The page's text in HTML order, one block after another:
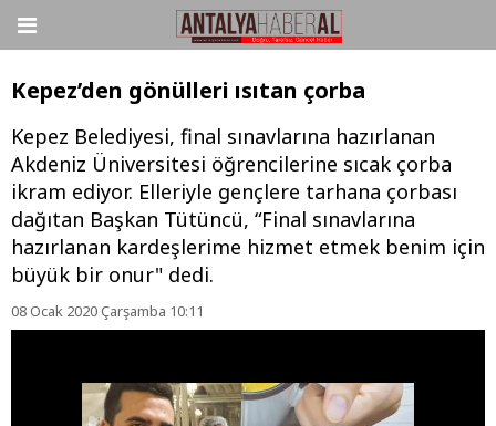
Kepez’den gönülleri ısıtan çorba
Kepez Belediyesi, final sınavlarına hazırlanan
Akdeniz Üniversitesi öğrencilerine sıcak çorba
ikram ediyor. Elleriyle gençlere tarhana çorbası
dağıtan Başkan Tütüncü, “Final sınavlarına
hazırlanan kardeşlerime hizmet etmek benim için
büyük bir onur" dedi.
08 Ocak 2020 Çarşamba 10:11